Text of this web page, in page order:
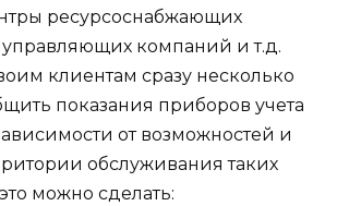
ресурсоснабжающих
компаний и т.д.
клиентам сразу несколько
показания приборов учета
от возможностей и
обслуживания таких
можно сделать: